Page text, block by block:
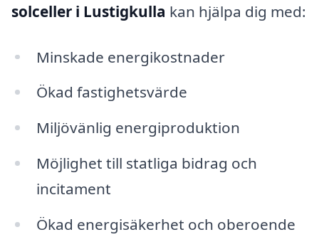
solceller i Lustigkulla kan hjälpa dig med:
Minskade energikostnader
Ökad fastighetsvärde
Miljövänlig energiproduktion
Möjlighet till statliga bidrag och
incitament
Ökad energisäkerhet och oberoende